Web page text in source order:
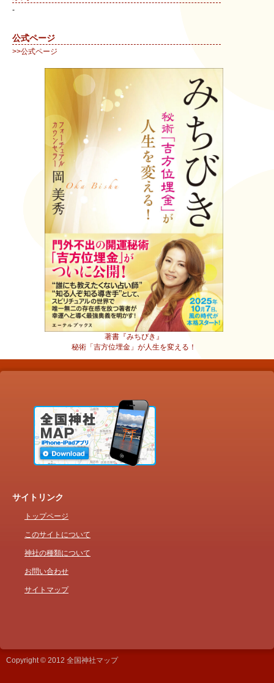
-
公式ページ
>>公式ページ
著書『みちびき』
秘術「吉方位埋金」が人生を変える！
サイトリンク
トップページ
このサイトについて
神社の種類について
お問い合わせ
サイトマップ
Copyright © 2012 全国神社マップ